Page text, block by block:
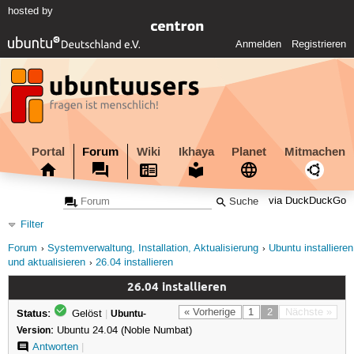
hosted by
Anmelden Registrieren
Portal Forum Wiki Ikhaya Planet Mitmachen
via DuckDuckGo
Filter
Forum
Systemverwaltung, Installation, Aktualisierung
Ubuntu installieren
und aktualisieren
26.04 installieren
26.04 installieren
« Vorherige 1 2 Nächste »
Status: Gelöst | Ubuntu-
Version: Ubuntu 24.04 (Noble Numbat)
Antworten|